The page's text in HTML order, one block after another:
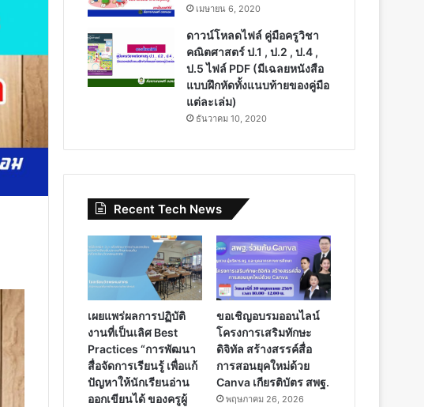
เมษายน 6, 2020
ดาวน์โหลดไฟล์ คู่มือครูวิชา
คณิตศาสตร์ ป.1 , ป.2 , ป.4 ,
ป.5 ไฟล์ PDF (มีเฉลยหนังสือ
แบบฝึกหัดทั้งแนบท้ายของคู่มือ
แต่ละเล่ม)
ธันวาคม 10, 2020
Recent Tech News
เผยแพร่ผลการปฏิบัติ
งานที่เป็นเลิศ Best
Practices “การพัฒนา
สื่อจัดการเรียนรู้ เพื่อแก้
ปัญหาให้นักเรียนอ่าน
ออกเขียนได้ ของครูผู้
ขอเชิญอบรมออนไลน์
โครงการเสริมทักษะ
ดิจิทัล สร้างสรรค์สื่อ
การสอนยุคใหม่ด้วย
Canva เกียรติบัตร สพฐ.
พฤษภาคม 26, 2026